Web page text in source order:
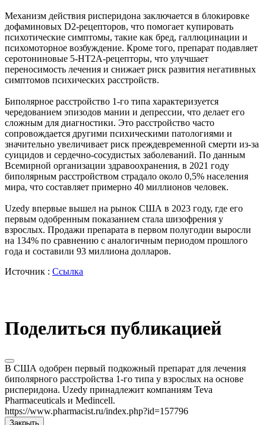
Механизм действия рисперидона заключается в блокировке
дофаминовых D2-рецепторов, что помогает купировать
психотические симптомы, такие как бред, галлюцинации и
психомоторное возбуждение. Кроме того, препарат подавляет
серотониновые 5-HT2A-рецепторы, что улучшает
переносимость лечения и снижает риск развития негативных
симптомов психических расстройств.
Биполярное расстройство 1-го типа характеризуется
чередованием эпизодов мании и депрессии, что делает его
сложным для диагностики. Это расстройство часто
сопровождается другими психическими патологиями и
значительно увеличивает риск преждевременной смерти из-за
суицидов и сердечно-сосудистых заболеваний. По данным
Всемирной организации здравоохранения, в 2021 году
биполярным расстройством страдало около 0,5% населения
мира, что составляет примерно 40 миллионов человек.
Uzedy впервые вышел на рынок США в 2023 году, где его
первым одобренным показанием стала шизофрения у
взрослых. Продажи препарата в первом полугодии выросли
на 134% по сравнению с аналогичным периодом прошлого
года и составили 93 миллиона долларов.
Источник : Ссылка
Поделиться публикацией
В США одобрен первый подкожный препарат для лечения
биполярного расстройства 1-го типа у взрослых на основе
рисперидона. Uzedy принадлежит компаниям Teva
Pharmaceuticals и Medincell.
https://www.pharmacist.ru/index.php?id=157796
Закрыть